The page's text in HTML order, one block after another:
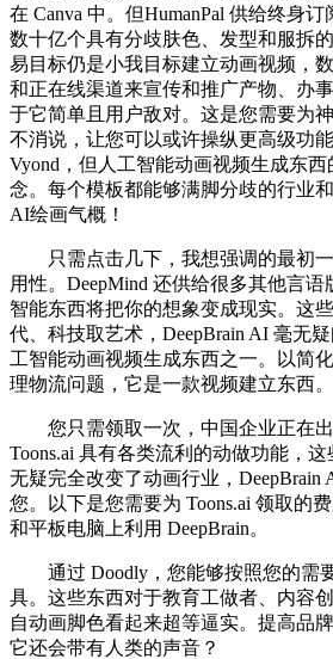
在 Canva 中。但HumanPal 供给终身
数十亿个具有分歧肤色、发型和服拆
易目标仍是小我目标建立动画视频，
和正在线渠道来宣传和推广产物、办
于它简单且用户敌对。这是您需要为
不消说，让您可以或许操纵更高级功
Vyond，但人工智能动画视频生成东
念。每个模板都能够满脚分歧的行业
AI绘画气概！
只需点击几下，我想强调的最初一
用性。DeepMind 还供给很多其他言
智能东西将把你的想象变成现实。这
代、科技取艺术，DeepBrain AI 毫无
工智能动画视频生成东西之一。以简
理物流问题，它是一款视频建立东西。
您只需领取一次，中国企业正在出
Toons.ai 具有各类流利的动做功能，
无疑完全改变了动画行业，DeepBrain
您。以下是您需要为 Toons.ai 领取的
和平​​板电脑上利用 DeepBrain。
通过 Doodly，您能够按照您的需
具。这些东西对于教育工做者、内容
自动画脚色看起来超等逼实。提高品
它还会带有人类的声音？